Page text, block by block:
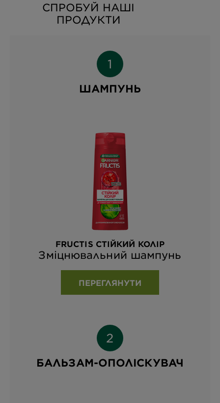
СПРОБУЙ НАШІ
ПРОДУКТИ
ШАМПУНЬ
FRUCTIS СТІЙКИЙ КОЛІР
Зміцнювальний шампунь
ПЕРЕГЛЯНУТИ
БАЛЬЗАМ-ОПОЛІСКУВАЧ